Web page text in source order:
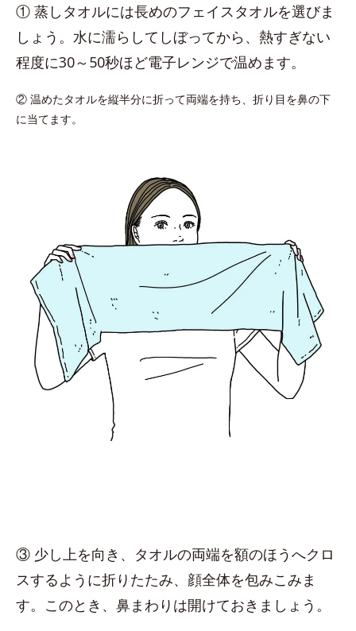
① 蒸しタオルには長めのフェイスタオルを選びま
しょう。水に濡らしてしぼってから、熱すぎない
程度に30～50秒ほど電子レンジで温めます。
② 温めたタオルを縦半分に折って両端を持ち、折り目を鼻の下
に当てます。
③ 少し上を向き、タオルの両端を額のほうへクロ
スするように折りたたみ、顔全体を包みこみま
す。このとき、鼻まわりは開けておきましょう。